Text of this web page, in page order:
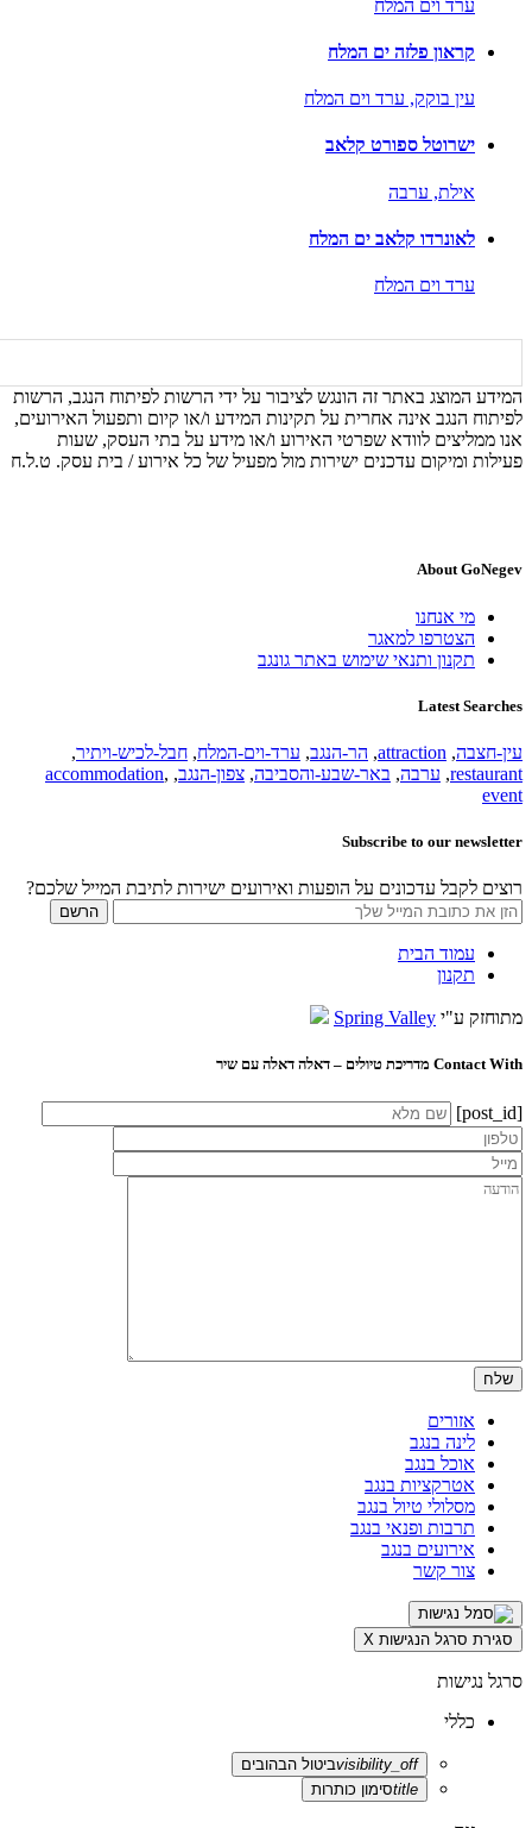
ערד וים המלח
קראון פלזה ים המלח
עין בוקק, ערד וים המלח
ישרוטל ספורט קלאב
אילת, ערבה
לאונרדו קלאב ים המלח
ערד וים המלח
המידע המוצג באתר זה הונגש לציבור על ידי הרשות לפיתוח הנגב, הרשות
לפיתוח הנגב אינה אחרית על תקינות המידע ו/או קיום ותפעול האירועים,
אנו ממליצים לוודא שפרטי האירוע ו/או מידע על בתי העסק, שעות
פעילות ומיקום עדכנים ישירות מול מפעיל של כל אירוע / בית עסק. ט.ל.ח
About GoNegev
מי אנחנו
הצטרפו למאגר
תקנון ותנאי שימוש באתר גונגב
Latest Searches
עין-חצבה,
attraction
, הר-הנגב, ערד-וים-המלח, חבל-לכיש-ויתיר,
restaurant
, ערבה, באר-שבע-והסביבה, צפון-הנגב,
accommodation,
event
Subscribe to our newsletter
רוצים לקבל עדכונים על הופעות ואירועים ישירות לתיבת המייל שלכם?
עמוד הבית
תקנון
מתוחזק ע"י Spring Valley
Contact With מדריכת טיולים – דאלה דאלה עם שיר
[post_id]
אזורים
לינה בנגב
אוכל בנגב
אטרקציות בנגב
מסלולי טיול בנגב
תרבות ופנאי בנגב
אירועים בנגב
צור קשר
סגירת סרגל הנגישות X
סרגל נגישות
כללי
visibility_offביטול הבהובים
titleסימון כותרות